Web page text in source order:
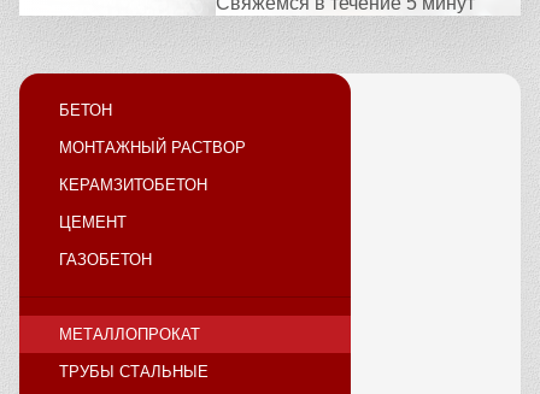
БЕТОН
МОНТАЖНЫЙ РАСТВОР
КЕРАМЗИТОБЕТОН
ЦЕМЕНТ
ГАЗОБЕТОН
МЕТАЛЛОПРОКАТ
ТРУБЫ СТАЛЬНЫЕ